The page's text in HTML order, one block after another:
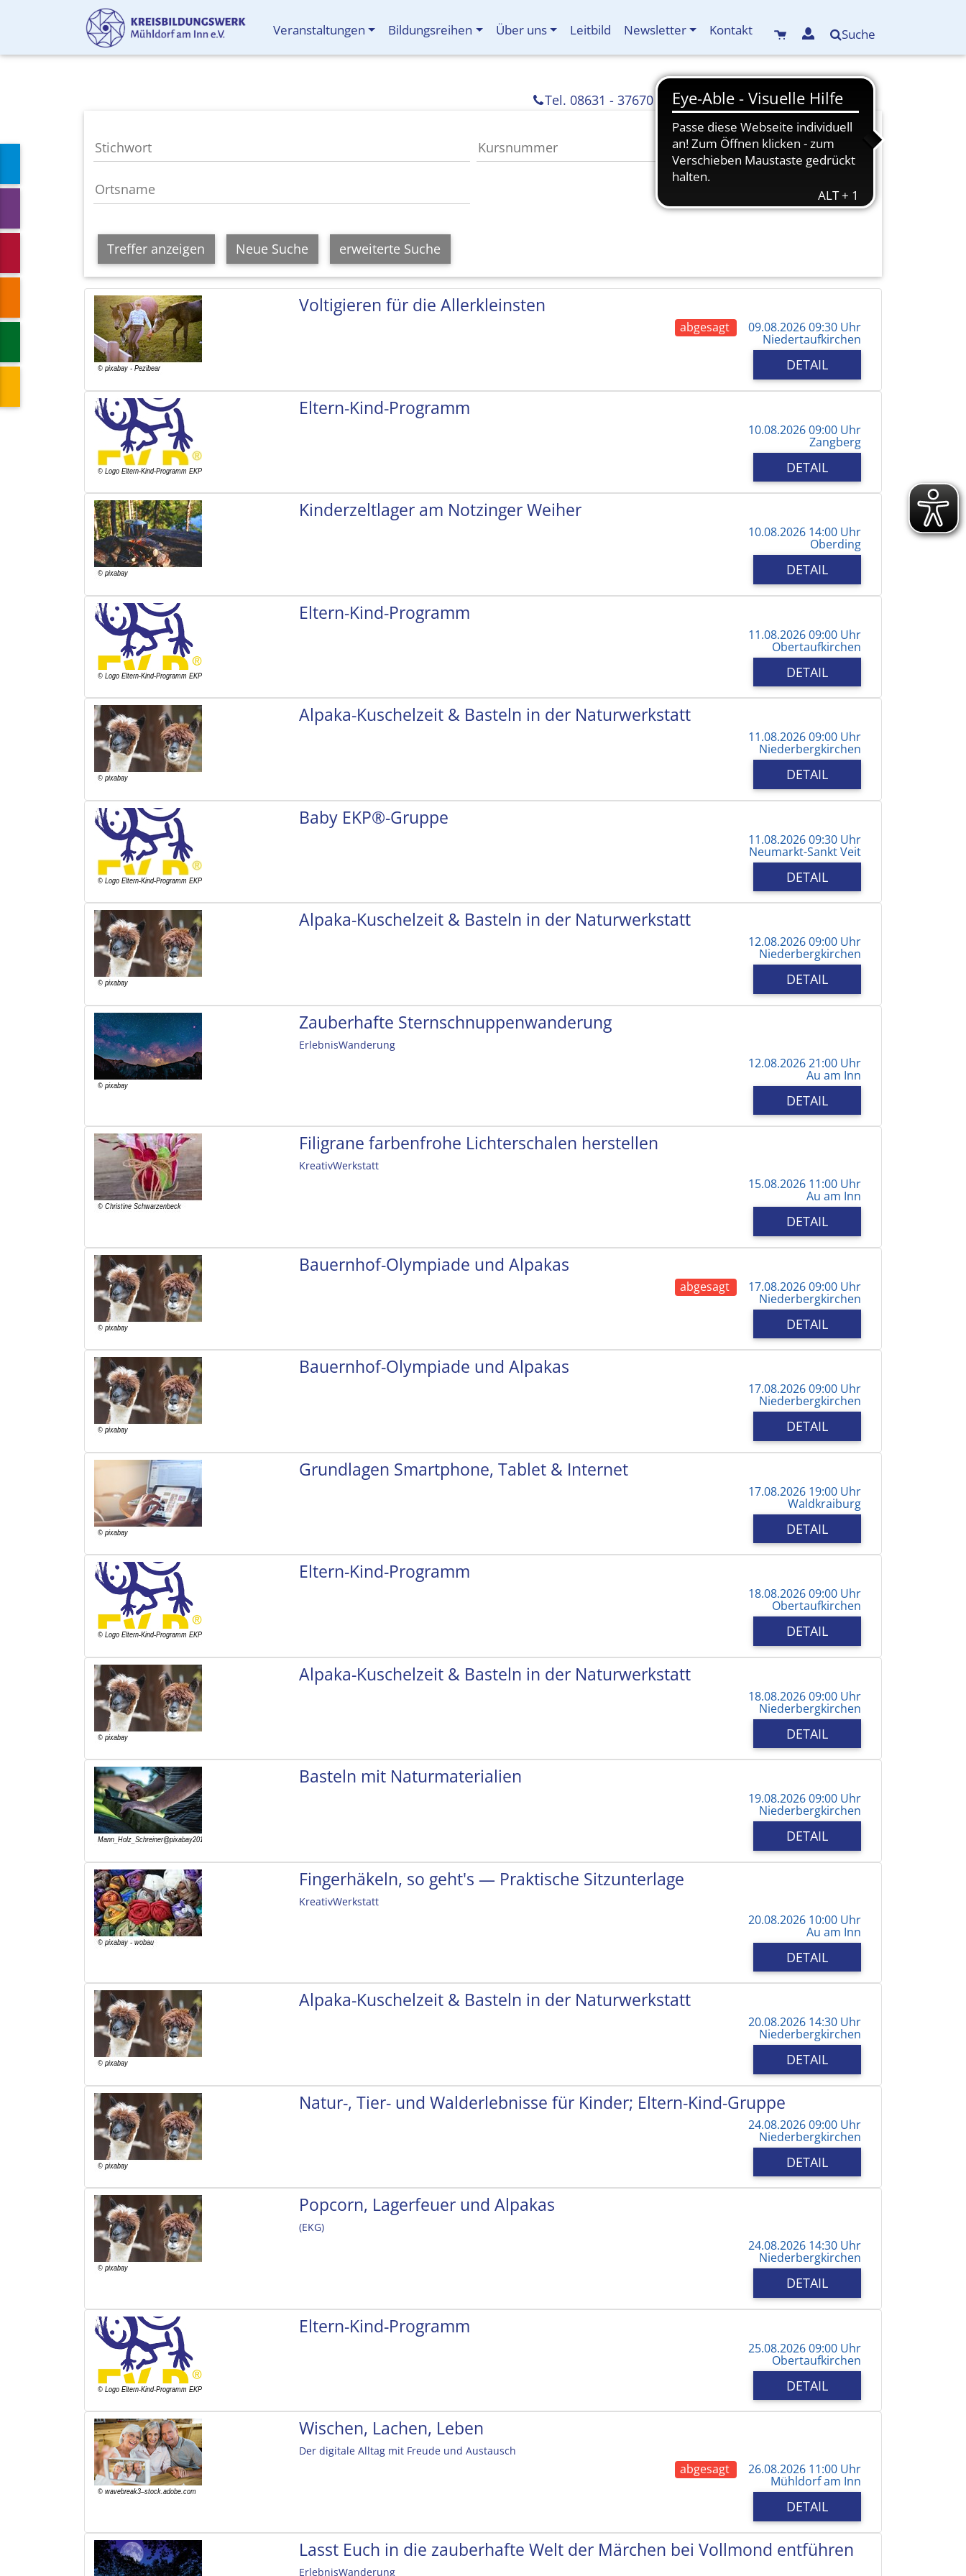
Veranstaltungen Bildungsreihen Über uns Leitbild Newsletter Kontakt Suche
info(at)kreisbildungswerk-mdf.de
Tel. 08631 - 37670
Treffer anzeigen Neue Suche erweiterte Suche
Voltigieren für die Allerkleinsten
abgesagt 09.08.2026 09:30 Uhr
Niedertaufkirchen
DETAIL
Eltern-Kind-Programm
10.08.2026 09:00 Uhr
Zangberg
DETAIL
Kinderzeltlager am Notzinger Weiher
10.08.2026 14:00 Uhr
Oberding
DETAIL
Eltern-Kind-Programm
11.08.2026 09:00 Uhr
Obertaufkirchen
DETAIL
Alpaka-Kuschelzeit & Basteln in der Naturwerkstatt
11.08.2026 09:00 Uhr
Niederbergkirchen
DETAIL
Baby EKP®-Gruppe
11.08.2026 09:30 Uhr
Neumarkt-Sankt Veit
DETAIL
Alpaka-Kuschelzeit & Basteln in der Naturwerkstatt
12.08.2026 09:00 Uhr
Niederbergkirchen
DETAIL
Zauberhafte Sternschnuppenwanderung
ErlebnisWanderung
12.08.2026 21:00 Uhr
Au am Inn
DETAIL
Filigrane farbenfrohe Lichterschalen herstellen
KreativWerkstatt
15.08.2026 11:00 Uhr
Au am Inn
DETAIL
Bauernhof-Olympiade und Alpakas
abgesagt 17.08.2026 09:00 Uhr
Niederbergkirchen
DETAIL
Bauernhof-Olympiade und Alpakas
17.08.2026 09:00 Uhr
Niederbergkirchen
DETAIL
Grundlagen Smartphone, Tablet & Internet
17.08.2026 19:00 Uhr
Waldkraiburg
DETAIL
Eltern-Kind-Programm
18.08.2026 09:00 Uhr
Obertaufkirchen
DETAIL
Alpaka-Kuschelzeit & Basteln in der Naturwerkstatt
18.08.2026 09:00 Uhr
Niederbergkirchen
DETAIL
Basteln mit Naturmaterialien
19.08.2026 09:00 Uhr
Niederbergkirchen
DETAIL
Fingerhäkeln, so geht's — Praktische Sitzunterlage
KreativWerkstatt
20.08.2026 10:00 Uhr
Au am Inn
DETAIL
Alpaka-Kuschelzeit & Basteln in der Naturwerkstatt
20.08.2026 14:30 Uhr
Niederbergkirchen
DETAIL
Natur-, Tier- und Walderlebnisse für Kinder; Eltern-Kind-Gruppe
24.08.2026 09:00 Uhr
Niederbergkirchen
DETAIL
Popcorn, Lagerfeuer und Alpakas
(EKG)
24.08.2026 14:30 Uhr
Niederbergkirchen
DETAIL
Eltern-Kind-Programm
25.08.2026 09:00 Uhr
Obertaufkirchen
DETAIL
Wischen, Lachen, Leben
Der digitale Alltag mit Freude und Austausch
abgesagt 26.08.2026 11:00 Uhr
Mühldorf am Inn
DETAIL
Lasst Euch in die zauberhafte Welt der Märchen bei Vollmond entführen
ErlebnisWanderung